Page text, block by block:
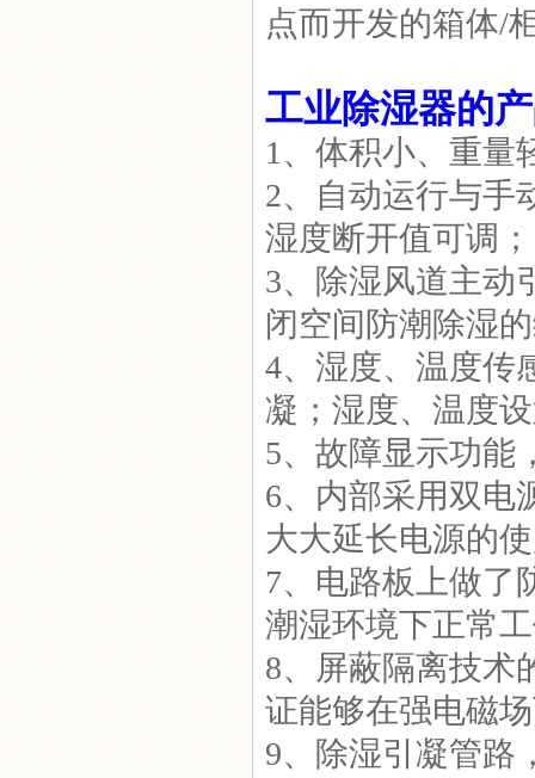
点而开发的箱体/
工业除湿器的
1、体积小、重量
2、自动运行与手
湿度断开值可调；
3、除湿风道主动
闭空间防潮除湿
4、湿度、温度传
凝；湿度、温度
5、故障显示功能
6、内部采用双电
大大延长电源的
7、电路板上做了
潮湿环境下正常
8、屏蔽隔离技术
证能够在强电磁
9、除湿引凝管路